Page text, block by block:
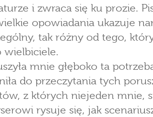
i zwraca się ku prozie.
opowiadania ukazuje
tak różny od tego,
wielbiciele.
mnie głęboko ta
do przeczytania tych
z których niejeden mnie,
rysuje się, jak